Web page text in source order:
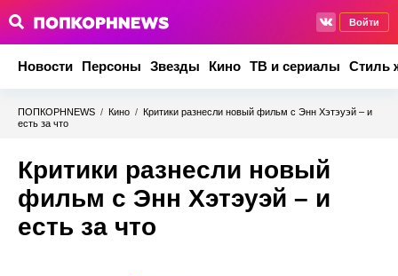
Войти
Новости Персоны Звезды Кино ТВ и сериалы Стиль
ПОПКОРНNEWS / Кино / Критики разнесли новый фильм с Энн Хэтэуэй – и
есть за что
Критики разнесли новый
фильм с Энн Хэтэуэй – и
есть за что